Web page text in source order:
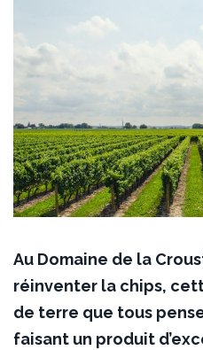
Au Domaine de la
réinventer la chips,
de terre que tous
faisant un produit